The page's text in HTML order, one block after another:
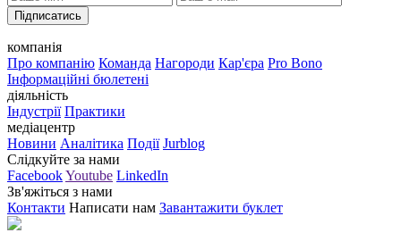
Підписатись
компанія
Про компанію Команда Нагороди Кар'єра Pro Bono
Інформаційні бюлетені
діяльність
Індустрії Практики
медіацентр
Новини Аналітика Події Jurblog
Слідкуйте за нами
FacebookYoutube LinkedIn
Зв'яжіться з нами
Контакти Написати нам Завантажити буклет